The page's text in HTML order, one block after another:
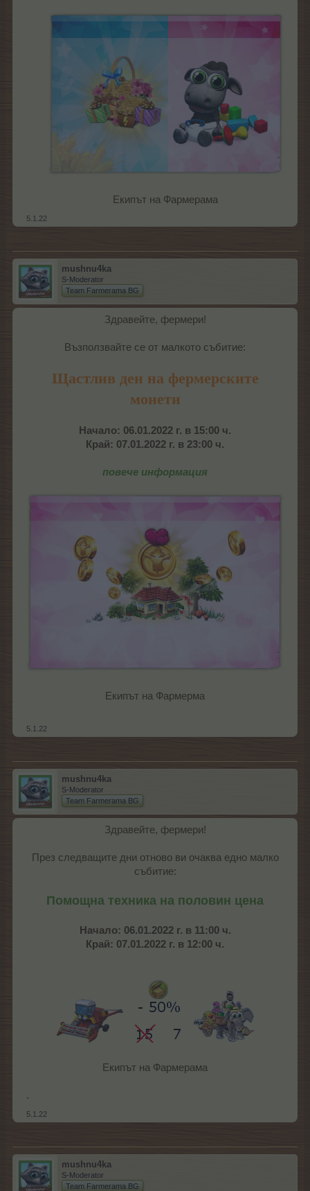
Екипът на Фармерама​
5.1.22
mushnu4ka
S-Moderator
Team Farmerama BG
Здравейте, фермери!
Възползвайте се от малкото събитие:
Щастлив ден на фермерските
монети
Начало: 06.01.2022 г. в 15:00 ч.
Край: 07.01.2022 г. в 23:00 ч.
повече информация
Екипът на Фармерма
5.1.22
mushnu4ka
S-Moderator
Team Farmerama BG
Здравейте, фермери!
През следващите дни отново ви очаква едно малко
събитие:
Помощна техника на половин цена
Начало: 06.01.2022 г. в 11:00 ч.
Край: 07.01.2022 г. в 12:00 ч.
Екипът на Фармерама​
.
5.1.22
mushnu4ka
S-Moderator
Team Farmerama BG